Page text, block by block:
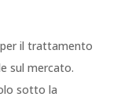
il trattamento
sul mercato.
sotto la